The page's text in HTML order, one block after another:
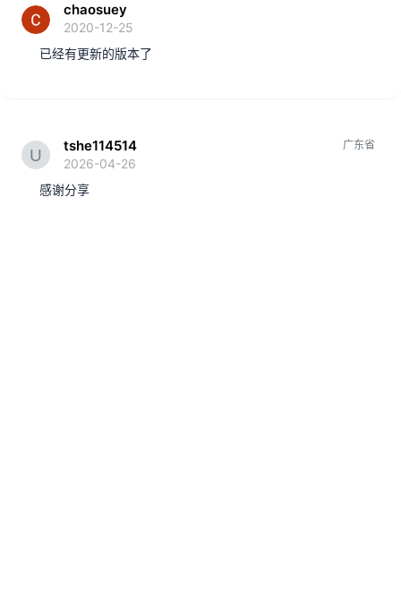
chaosuey
2020-12-25
已经有更新的版本了
tshe114514
2026-04-26
广东省
感谢分享